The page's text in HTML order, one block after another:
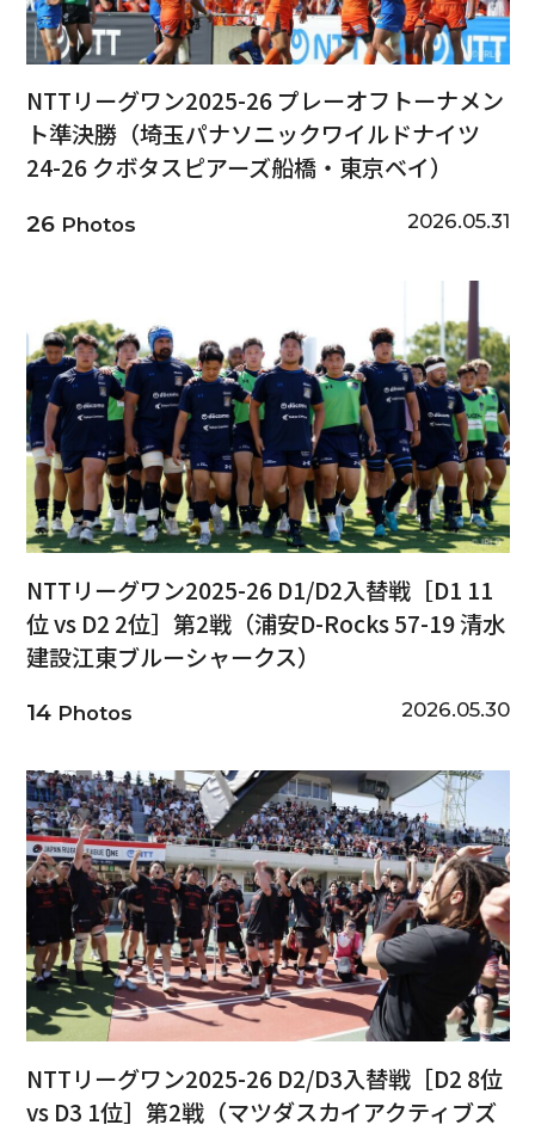
NTTリーグワン2025-26 プレーオフトーナメン
ト準決勝（埼玉パナソニックワイルドナイツ
24-26 クボタスピアーズ船橋・東京ベイ）
26Photos 2026.05.31
NTTリーグワン2025-26 D1/D2入替戦［D1 11
位 vs D2 2位］第2戦（浦安D-Rocks 57-19 清水
建設江東ブルーシャークス）
14Photos 2026.05.30
NTTリーグワン2025-26 D2/D3入替戦［D2 8位
vs D3 1位］第2戦（マツダスカイアクティブズ